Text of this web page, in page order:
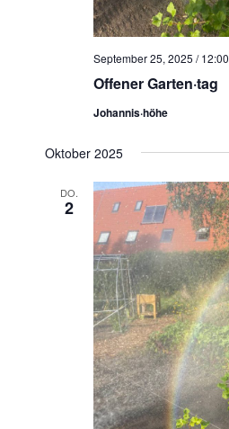
Offener Garten·tag
September 25, 2025 / 12:00
Johannis·höhe
Oktober 2025
DO.
2